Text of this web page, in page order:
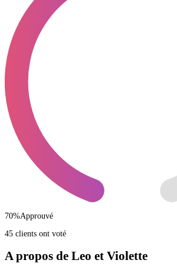
70%Approuvé
45 clients ont voté
A propos de Leo et Violette